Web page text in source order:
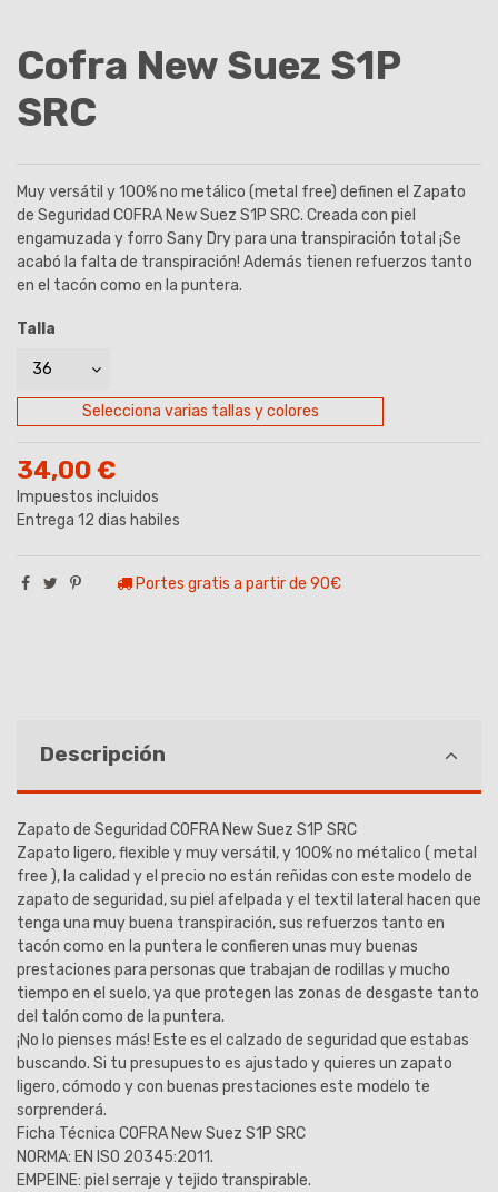
Cofra New Suez S1P
SRC
Muy versátil y 100% no metálico (metal free) definen el Zapato
de Seguridad COFRA New Suez S1P SRC. Creada con piel
engamuzada y forro Sany Dry para una transpiración total ¡Se
acabó la falta de transpiración! Además tienen refuerzos tanto
en el tacón como en la puntera.
Talla
Selecciona varias tallas y colores
34,00 €
Impuestos incluidos
Entrega 12 dias habiles
Portes gratis a partir de 90€
Descripción
Zapato de Seguridad COFRA New Suez S1P SRC
Zapato ligero, flexible y muy versátil, y 100% no métalico ( metal
free ), la calidad y el precio no están reñidas con este modelo de
zapato de seguridad, su piel afelpada y el textil lateral hacen que
tenga una muy buena transpiración, sus refuerzos tanto en
tacón como en la puntera le confieren unas muy buenas
prestaciones para personas que trabajan de rodillas y mucho
tiempo en el suelo, ya que protegen las zonas de desgaste tanto
del talón como de la puntera.
¡No lo pienses más! Este es el calzado de seguridad que estabas
buscando. Si tu presupuesto es ajustado y quieres un zapato
ligero, cómodo y con buenas prestaciones este modelo te
sorprenderá.
Ficha Técnica COFRA New Suez S1P SRC
NORMA: EN ISO 20345:2011.
EMPEINE: piel serraje y tejido transpirable.